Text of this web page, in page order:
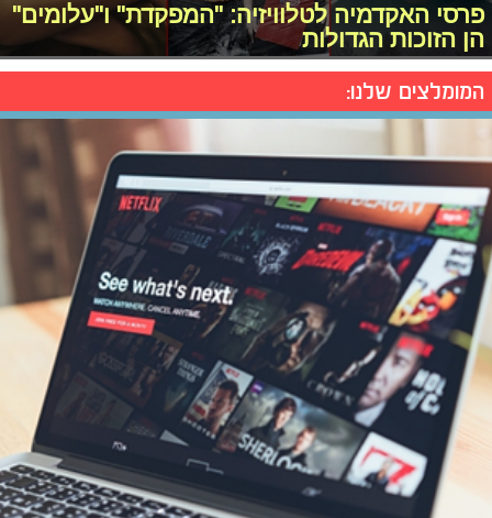
פרסי האקדמיה לטלוויזיה: "המפקדת" ו"עלומים"
הן הזוכות הגדולות
המומלצים שלנו: